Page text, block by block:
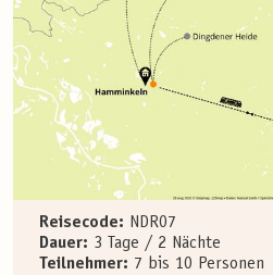
Reisecode: NDR07
Dauer: 3 Tage / 2 Nächte
Teilnehmer: 7 bis 10 Personen